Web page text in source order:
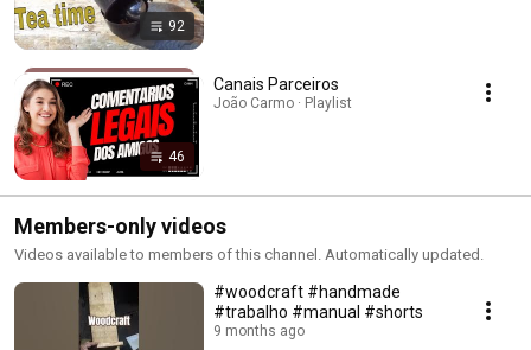
92
46
Canais Parceiros
João Carmo · Playlist
Members-only videos
Videos available to members of this channel. Automatically updated.
#woodcraft #handmade
#trabalho #manual #shorts
9 months ago